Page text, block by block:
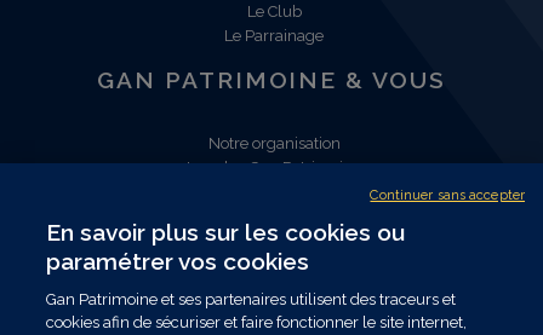
Le Club
Le Parrainage
GAN PATRIMOINE & VOUS
Notre organisation
Les plus Gan Patrimoine
Trouver un conseiller
En savoir plus sur les cookies ou
paramétrer vos cookies
Gan Patrimoine et ses partenaires utilisent des traceurs et
cookies afin de sécuriser et faire fonctionner le site internet,
Continuer sans accepter